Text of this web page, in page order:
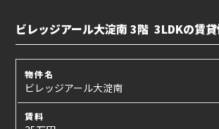
ビレッジアール大淀南 3階 3LDKの賃
物件名
ビレッジアール大淀南
賃料